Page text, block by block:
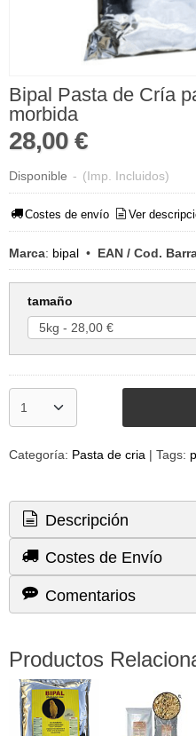
Bipal Pasta de Cría
morbida
28,00 €
Disponible - (Imp. Incluidos)
Costes de envío Ver
Marca: bipal • EAN / Cod.
tamaño
Categoría: Pasta de cria | Tags:
Descripción
Costes de Envío
Comentarios
Productos